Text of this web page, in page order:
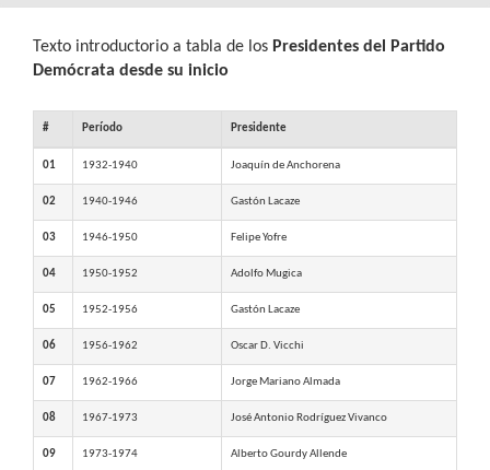
Texto introductorio a tabla de los Presidentes del Partido
Demócrata desde su inicio
# Período Presidente
01 1932-1940 Joaquín de Anchorena
02 1940-1946 Gastón Lacaze
03 1946-1950 Felipe Yofre
04 1950-1952 Adolfo Mugica
05 1952-1956 Gastón Lacaze
06 1956-1962 Oscar D. Vicchi
07 1962-1966 Jorge Mariano Almada
08 1967-1973 José Antonio Rodríguez Vivanco
09 1973-1974 Alberto Gourdy Allende